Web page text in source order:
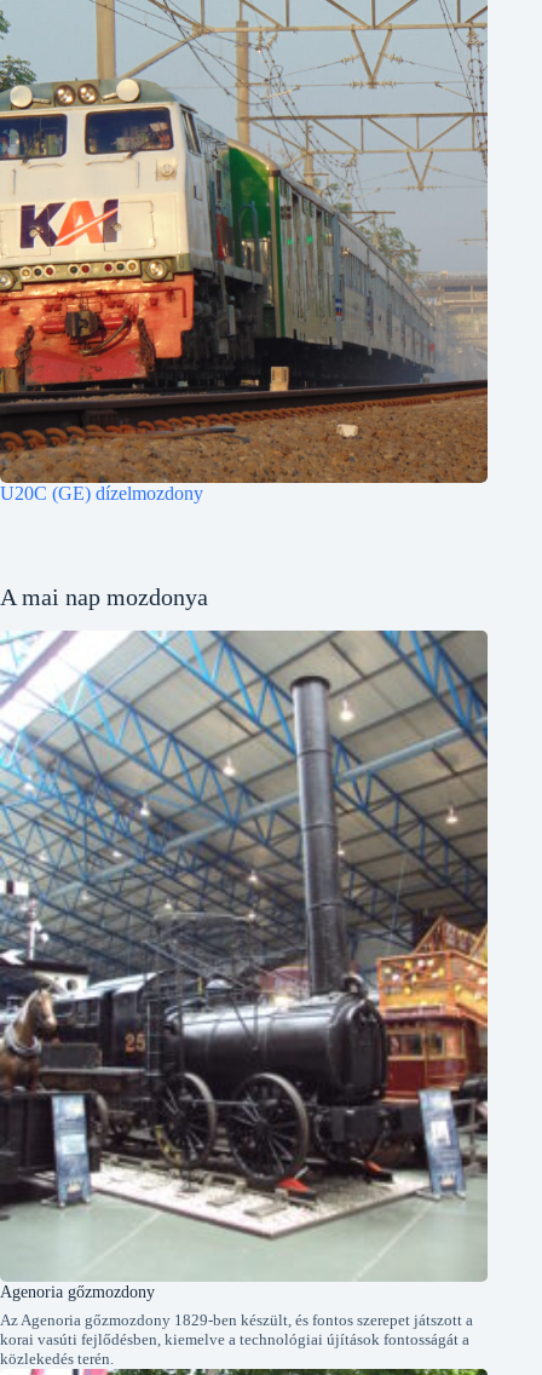
U20C (GE) dízelmozdony
A mai nap mozdonya
Agenoria gőzmozdony
Az Agenoria gőzmozdony 1829-ben készült, és fontos szerepet játszott a
korai vasúti fejlődésben, kiemelve a technológiai újítások fontosságát a
közlekedés terén.